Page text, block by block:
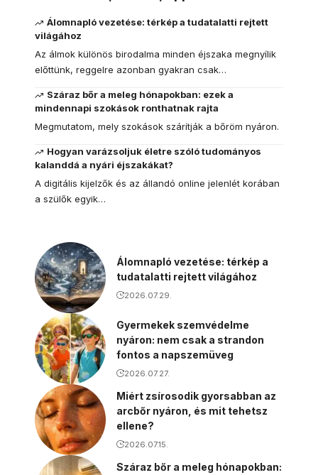
Álomnapló vezetése: térkép a tudatalatti rejtett
világához
Az álmok különös birodalma minden éjszaka megnyílik
előttünk, reggelre azonban gyakran csak…
Száraz bőr a meleg hónapokban: ezek a
mindennapi szokások ronthatnak rajta
Megmutatom, mely szokások szárítják a bőröm nyáron.
Hogyan varázsoljuk életre szóló tudományos
kalanddá a nyári éjszakákat?
A digitális kijelzők és az állandó online jelenlét korában
a szülők egyik…
Álomnapló vezetése: térkép a
tudatalatti rejtett világához
2026.07.29.
Gyermekek szemvédelme
nyáron: nem csak a strandon
fontos a napszemüveg
2026.07.27.
Miért zsírosodik gyorsabban az
arcbőr nyáron, és mit tehetsz
ellene?
2026.07.15.
Száraz bőr a meleg hónapokban: